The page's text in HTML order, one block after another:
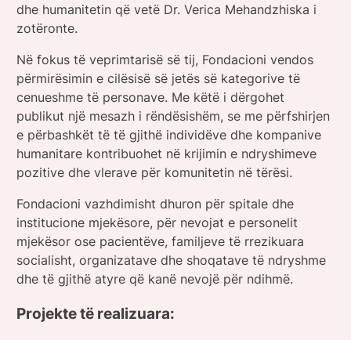
dhe humanitetin që vetë Dr. Verica Mehandzhiska i
zotëronte.
Në fokus të veprimtarisë së tij, Fondacioni vendos
përmirësimin e cilësisë së jetës së kategorive të
cenueshme të personave. Me këtë i dërgohet
publikut një mesazh i rëndësishëm, se me përfshirjen
e përbashkët të të gjithë individëve dhe kompanive
humanitare kontribuohet në krijimin e ndryshimeve
pozitive dhe vlerave për komunitetin në tërësi.
Fondacioni vazhdimisht dhuron për spitale dhe
institucione mjekësore, për nevojat e personelit
mjekësor ose pacientëve, familjeve të rrezikuara
socialisht, organizatave dhe shoqatave të ndryshme
dhe të gjithë atyre që kanë nevojë për ndihmë.
Projekte të realizuara: